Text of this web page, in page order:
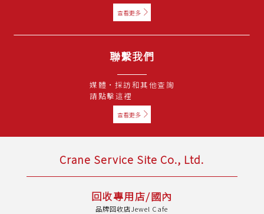
查看更多
聯繫我們
媒體·採訪和其他查詢
請點擊這裡
查看更多
Crane Service Site Co., Ltd.
回收專用店/國內
品牌回收店Jewel Cafe